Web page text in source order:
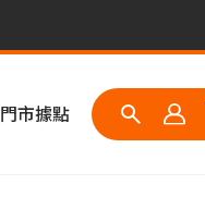
門市據點